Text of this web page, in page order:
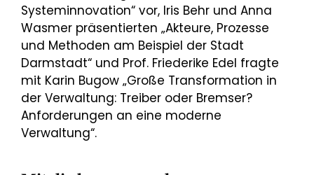
Systeminnovation“ vor, Iris Behr und Anna
Wasmer präsentierten „Akteure, Prozesse
und Methoden am Beispiel der Stadt
Darmstadt“ und Prof. Friederike Edel fragte
mit Karin Bugow „Große Transformation in
der Verwaltung: Treiber oder Bremser?
Anforderungen an eine moderne
Verwaltung“.